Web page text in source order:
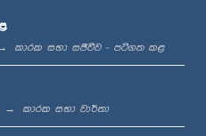
මහතා, පා.ම.
කාරක සභා සජීවීව - පටිගත කළ
කාරක සභා වාර්තා